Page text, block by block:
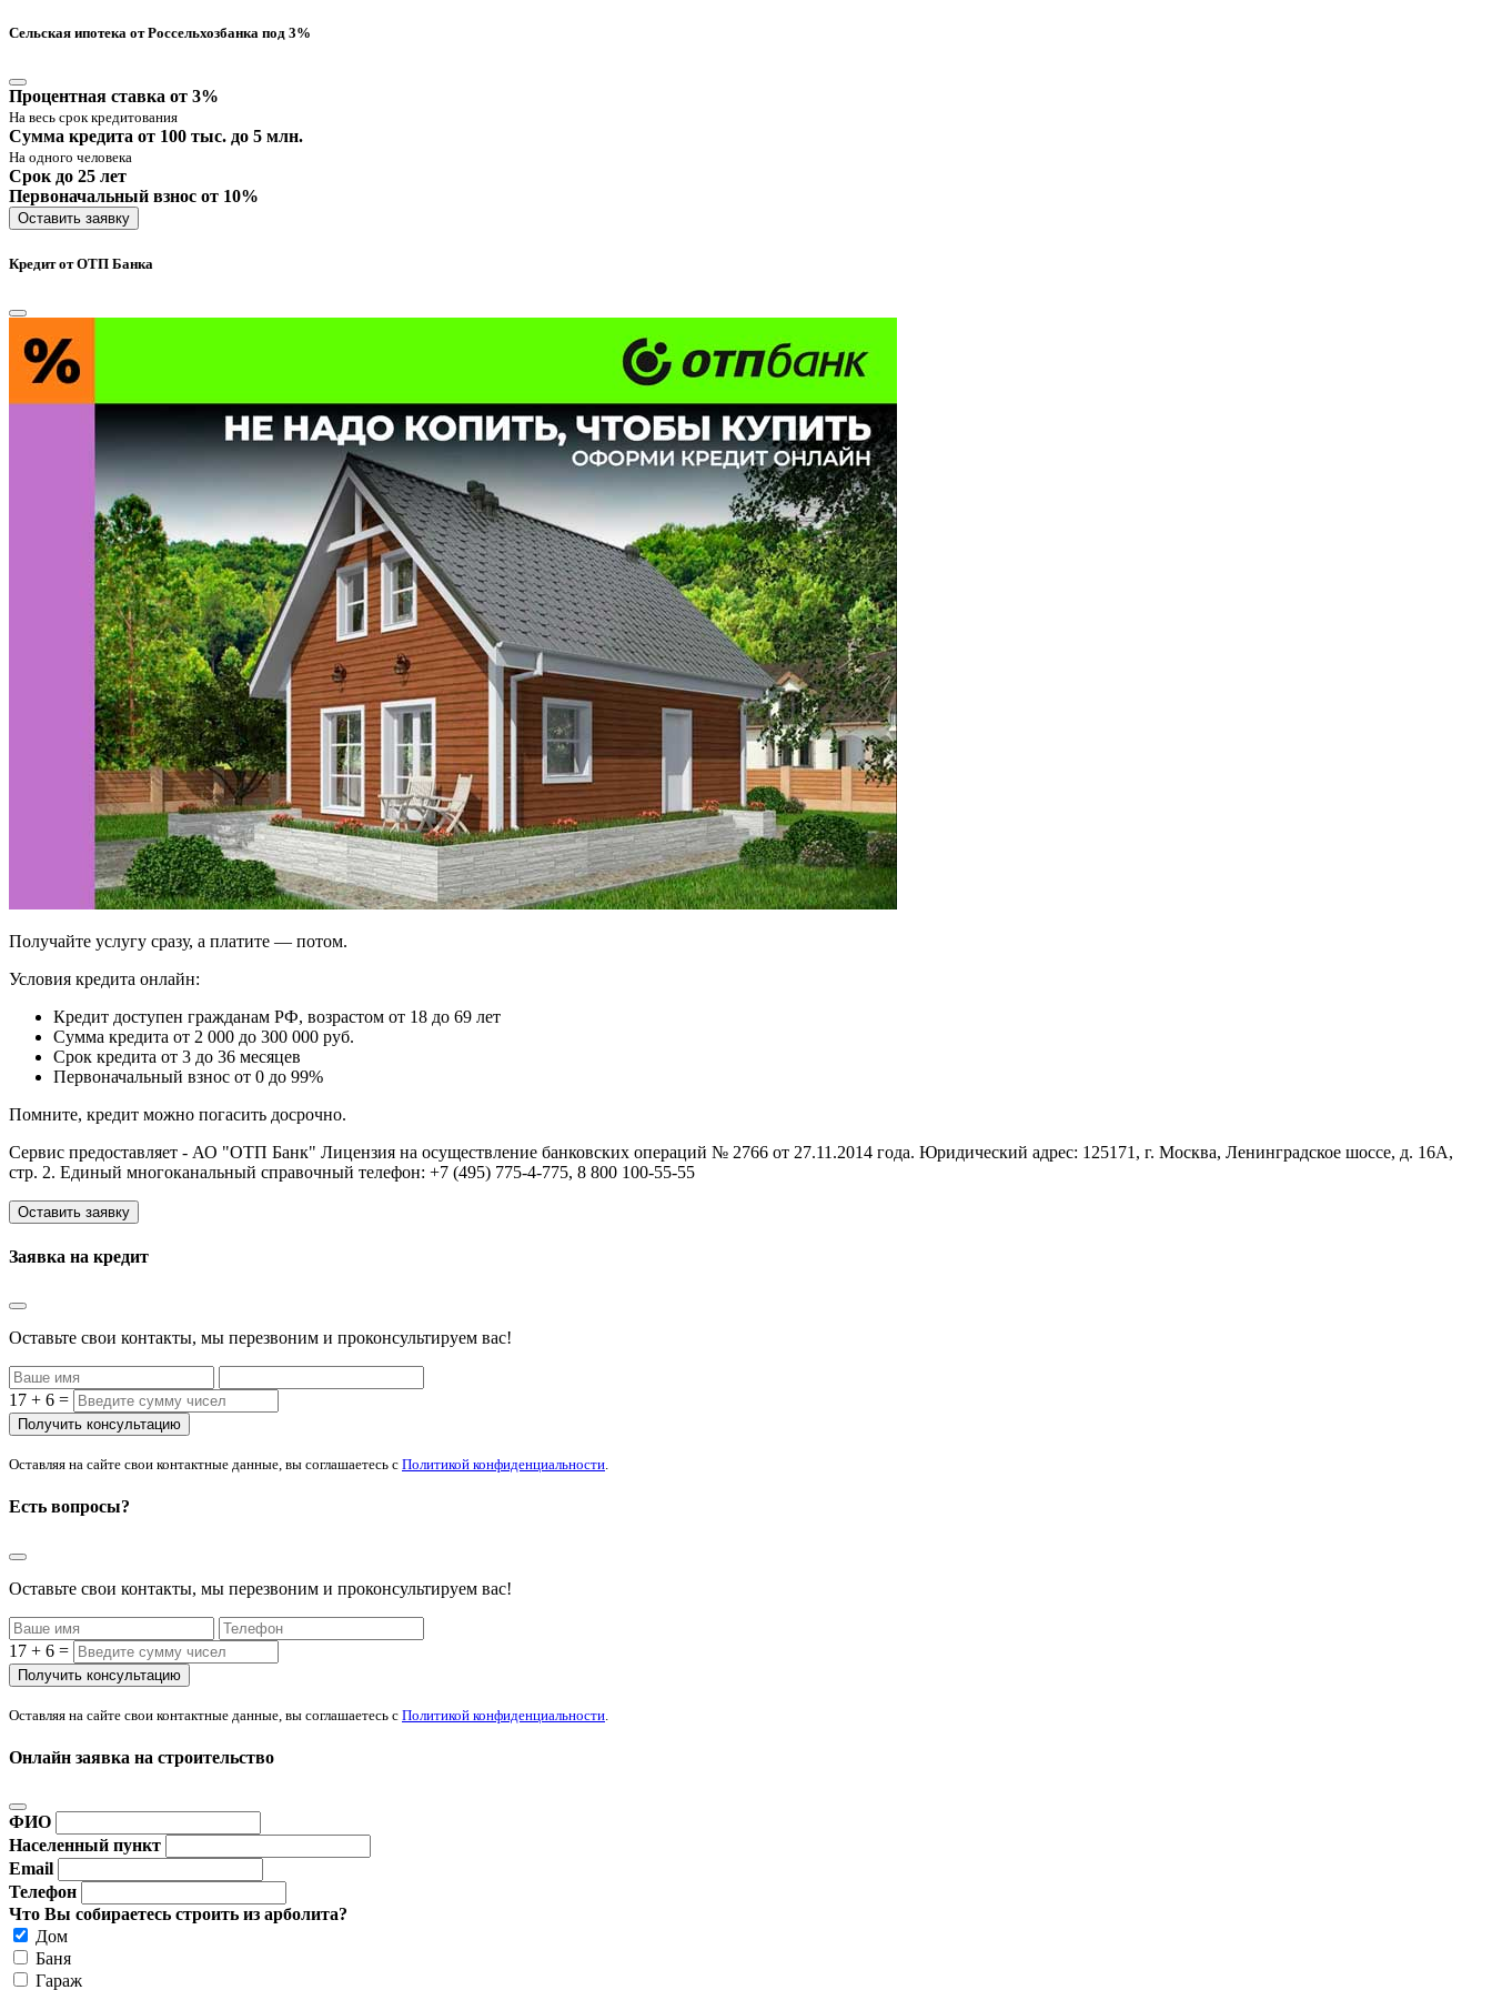
Сельская ипотека от Россельхозбанка под 3%
Процентная ставка от 3%
На весь срок кредитования
Сумма кредита от 100 тыс. до 5 млн.
На одного человека
Срок до 25 лет
Первоначальный взнос от 10%
Оставить заявку
Кредит от ОТП Банка
Получайте услугу сразу, а платите — потом.
Условия кредита онлайн:
Кредит доступен гражданам РФ, возрастом от 18 до 69 лет
Сумма кредита от 2 000 до 300 000 руб.
Срок кредита от 3 до 36 месяцев
Первоначальный взнос от 0 до 99%
Помните, кредит можно погасить досрочно.
Сервис предоставляет - АО "ОТП Банк" Лицензия на осуществление банковских операций № 2766 от 27.11.2014 года. Юридический адрес: 125171, г. Москва, Ленинградское шоссе, д. 16А,
стр. 2. Единый многоканальный справочный телефон: +7 (495) 775-4-775, 8 800 100-55-55
Оставить заявку
Заявка на кредит
Оставьте свои контакты, мы перезвоним и проконсультируем вас!
17 + 6 =
Оставляя на сайте свои контактные данные, вы соглашаетесь с Политикой конфиденциальности.
Есть вопросы?
Оставьте свои контакты, мы перезвоним и проконсультируем вас!
17 + 6 =
Оставляя на сайте свои контактные данные, вы соглашаетесь с Политикой конфиденциальности
Онлайн заявка на строительство
ФИО
Населенный пункт
Email
Телефон
Что Вы собираетесь строить из арболита?
Дом
Баня
Гараж